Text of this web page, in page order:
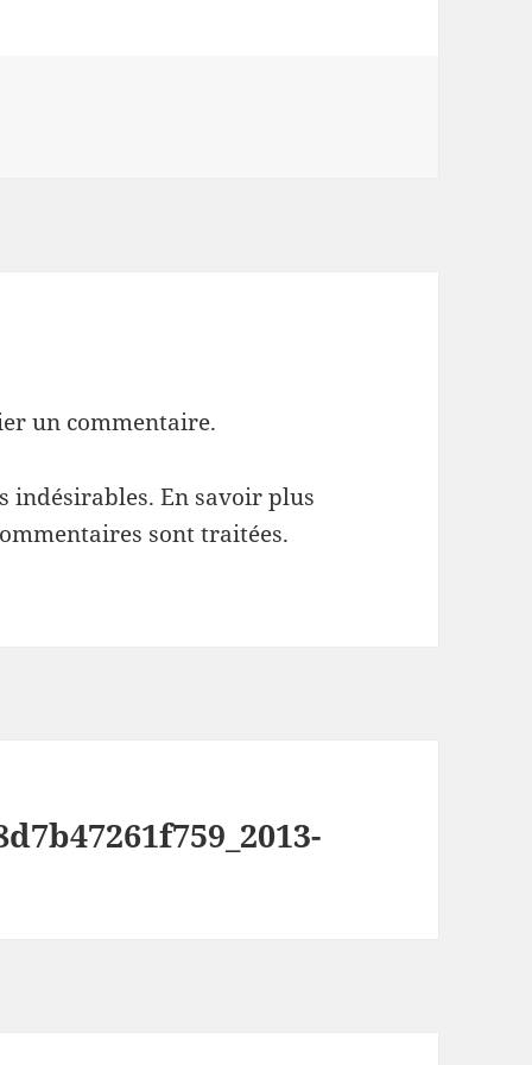
un commentaire.
indésirables.En savoir plus
sont traitées.